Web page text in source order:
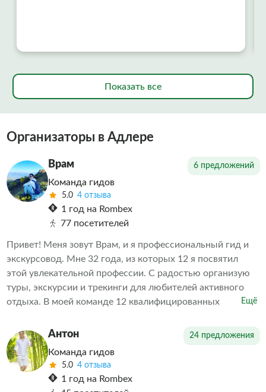
Показать все
Организаторы в Адлере
Врам 6 предложений
Команда гидов
5.0 4 отзыва
1 год на Rombex
77 посетителей
Привет! Меня зовут Врам, и я профессиональный гид и
экскурсовод. Мне 32 года, из которых 12 я посвятил
этой увлекательной профессии. С радостью организую
туры, экскурсии и трекинги для любителей активного
отдыха. В моей команде 12 квалифицированных
профессионал своего дела. Буду рад видеть вас среди
своих клиентов!
Ещё
Антон 24 предложения
Команда гидов
5.0 4 отзыва
1 год на Rombex